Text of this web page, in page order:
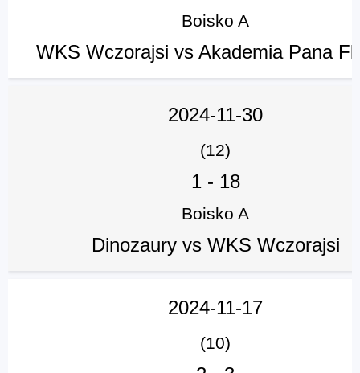
Boisko A
WKS Wczorajsi vs Akademia Pana
2024-11-30
(12)
1- 18
Boisko A
Dinozaury vs WKS Wczorajsi
2024-11-17
(10)